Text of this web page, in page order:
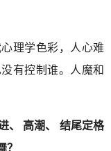
理学色彩，人心难
有控制谁。人魔和
、 高潮、 结尾定格